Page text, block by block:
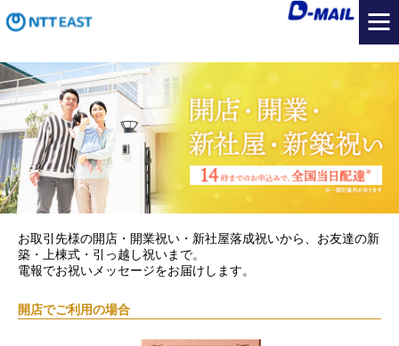
お取引先様の開店・開業祝い・新社屋落成祝いから、お友達の新
築・上棟式・引っ越し祝いまで。
電報でお祝いメッセージをお届けします。
開店でご利用の場合